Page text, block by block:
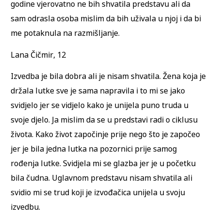
godine vjerovatno ne bih shvatila predstavu ali da
sam odrasla osoba mislim da bih uživala u njoj i da bi
me potaknula na razmišljanje.
Lana Čičmir, 12
Izvedba je bila dobra ali je nisam shvatila. Žena koja je
držala lutke sve je sama napravila i to mi se jako
svidjelo jer se vidjelo kako je unijela puno truda u
svoje djelo. Ja mislim da se u predstavi radi o ciklusu
života. Kako život započinje prije nego što je započeo
jer je bila jedna lutka na pozornici prije samog
rođenja lutke. Svidjela mi se glazba jer je u početku
bila čudna. Uglavnom predstavu nisam shvatila ali
svidio mi se trud koji je izvođačica unijela u svoju
izvedbu.